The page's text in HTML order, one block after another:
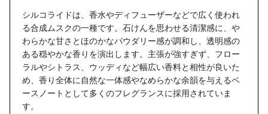
シルコライドは、香水やディフューザーなどで広く使われ
る合成ムスクの一種です。石けんを思わせる清潔感に、や
わらかな甘さとほのかなパウダリー感が調和し、透明感の
ある穏やかな香りを演出します。主張が強すぎず、フロー
ラルやシトラス、ウッディなど幅広い香料と相性が良いた
め、香り全体に自然な一体感やなめらかな余韻を与えるベ
ースノートとして多くのフレグランスに採用されていま
す。